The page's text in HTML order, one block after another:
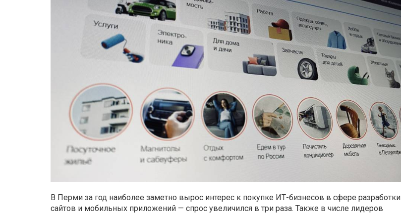
В Перми за год наиболее заметно вырос интерес к покупке ИТ-бизнесов в сфере разработки
сайтов и мобильных приложений — спрос увеличился в три раза. Также в числе лидеров